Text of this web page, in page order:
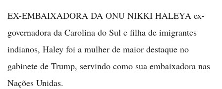
EX-EMBAIXADORA DA ONU NIKKI HALEYA ex-
governadora da Carolina do Sul e filha de imigrantes
indianos, Haley foi a mulher de maior destaque no
gabinete de Trump, servindo como sua embaixadora nas
Nações Unidas.